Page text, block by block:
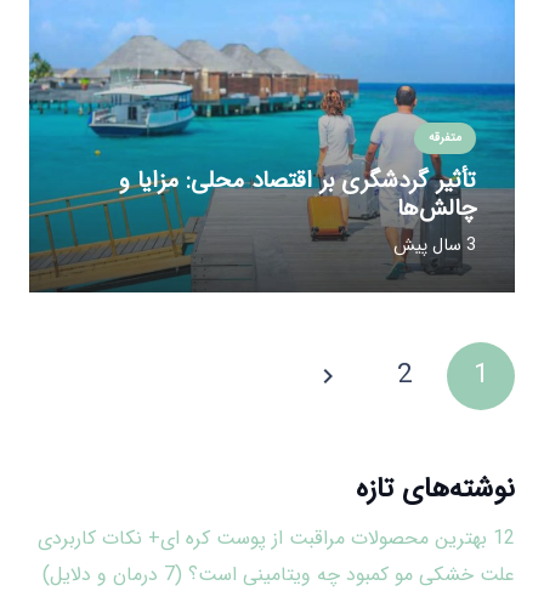
متفرقه
تأثیر گردشگری بر اقتصاد محلی: مزایا و
چالش‌ها
3 سال پیش
1
2
نوشته‌های تازه
12 بهترین محصولات مراقبت از پوست کره ای+ نکات کاربردی
علت خشکی مو کمبود چه ویتامینی است؟ (7 درمان و دلایل)